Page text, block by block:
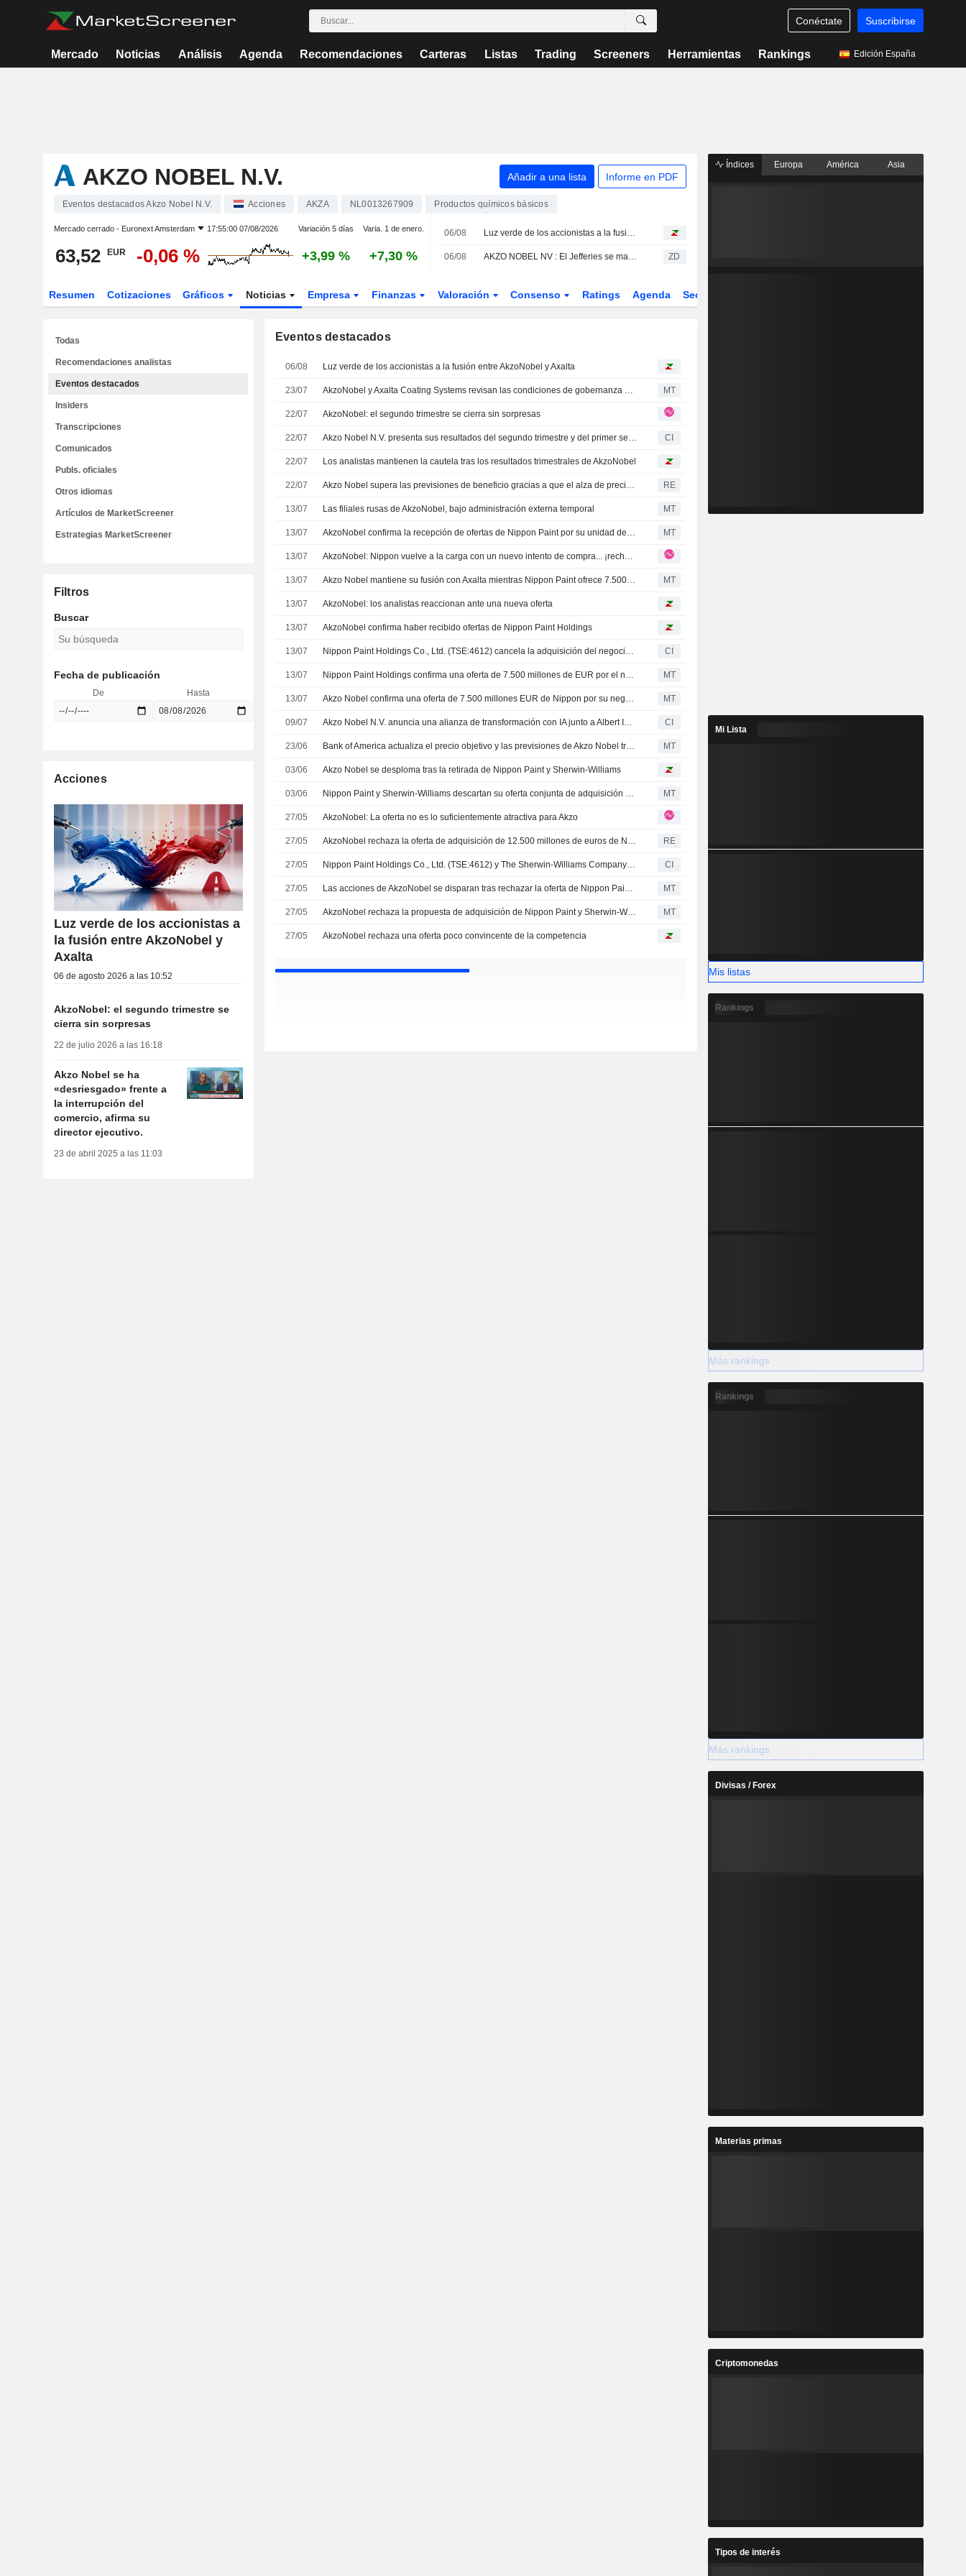
Conéctate Suscribirse
Mercado Noticias Análisis Agenda Recomendaciones Carteras Listas Trading Screeners Herramientas Rankings Edición España
AKZO NOBEL N.V. Añadir a una lista Informe en PDF
Eventos destacados Akzo Nobel N.V. Acciones AKZA NL0013267909 Productos químicos básicos
Mercado cerrado - Euronext Amsterdam 17:55:00 07/08/2026 Variación 5 días Varia. 1 de enero.
63,52 EUR -0,06 % +3,99 % +7,30 %
06/08 Luz verde de los accionistas a la fusión entre AkzoNobel y Axalta
06/08 AKZO NOBEL NV : El Jefferies se mantiene neutral ZD
Resumen Cotizaciones Gráficos Noticias Empresa Finanzas Valoración Consenso Ratings Agenda Sector
Eventos destacados
06/08 Luz verde de los accionistas a la fusión entre AkzoNobel y Axalta
23/07 AkzoNobel y Axalta Coating Systems revisan las condiciones de gobernanza para su proyecto de fusión MT
22/07 AkzoNobel: el segundo trimestre se cierra sin sorpresas
22/07 Akzo Nobel N.V. presenta sus resultados del segundo trimestre y del primer semestre de 2026 CI
22/07 Los analistas mantienen la cautela tras los resultados trimestrales de AkzoNobel
22/07 Akzo Nobel supera las previsiones de beneficio gracias a que el alza de precios compensa el encarecimiento de las materias primas RE
13/07 Las filiales rusas de AkzoNobel, bajo administración externa temporal MT
13/07 AkzoNobel confirma la recepción de ofertas de Nippon Paint por su unidad de pinturas decorativas MT
13/07 AkzoNobel: Nippon vuelve a la carga con un nuevo intento de compra... ¡rechazado!
13/07 Akzo Nobel mantiene su fusión con Axalta mientras Nippon Paint ofrece 7.500 millones EUR por su división de pinturas decorativas MT
13/07 AkzoNobel: los analistas reaccionan ante una nueva oferta
13/07 AkzoNobel confirma haber recibido ofertas de Nippon Paint Holdings
13/07 Nippon Paint Holdings Co., Ltd. (TSE:4612) cancela la adquisición del negocio de pinturas decorativas de Akzo Nobel N.V. (ENXTAM:AKZA) por 7.500 millones de EUR. CI
13/07 Nippon Paint Holdings confirma una oferta de 7.500 millones de EUR por el negocio de pinturas de Akzo Nobel MT
13/07 Akzo Nobel confirma una oferta de 7.500 millones EUR de Nippon por su negocio de pinturas MT
09/07 Akzo Nobel N.V. anuncia una alianza de transformación con IA junto a Albert Invent para su iniciativa Digital Workbench CI
23/06 Bank of America actualiza el precio objetivo y las previsiones de Akzo Nobel tras su fusión con Axalta Coating Systems MT
03/06 Akzo Nobel se desploma tras la retirada de Nippon Paint y Sherwin-Williams
03/06 Nippon Paint y Sherwin-Williams descartan su oferta conjunta de adquisición por AkzoNobel MT
27/05 AkzoNobel: La oferta no es lo suficientemente atractiva para Akzo
27/05 AkzoNobel rechaza la oferta de adquisición de 12.500 millones de euros de Nippon Paint y Sherwin-Williams RE
27/05 Nippon Paint Holdings Co., Ltd. (TSE:4612) y The Sherwin-Williams Company (NYSE:SHW) cancelan la adquisición de Akzo Nobel N.V. (ENXTAM:AKZA) por 12.500 millones de euros. CI
27/05 Las acciones de AkzoNobel se disparan tras rechazar la oferta de Nippon Paint y Sherwin-Williams; se reafirman los planes de fusión con Axalta MT
27/05 AkzoNobel rechaza la propuesta de adquisición de Nippon Paint y Sherwin-Williams Co. MT
27/05 AkzoNobel rechaza una oferta poco convincente de la competencia
Todas
Recomendaciones analistas
Eventos destacados
Insiders
Transcripciones
Comunicados
Publs. oficiales
Otros idiomas
Artículos de MarketScreener
Estrategias MarketScreener
Filtros
Buscar
Fecha de publicación
De Hasta
Acciones
Luz verde de los accionistas a
la fusión entre AkzoNobel y
Axalta
06 de agosto 2026 a las 10:52
AkzoNobel: el segundo trimestre se
cierra sin sorpresas
22 de julio 2026 a las 16:18
Akzo Nobel se ha
«desriesgado» frente a
la interrupción del
comercio, afirma su
director ejecutivo.
23 de abril 2025 a las 11:03
Índices Europa América Asia
Mi Lista
Mis listas
Rankings
Más rankings
Rankings
Más rankings
Divisas / Forex
Materias primas
Criptomonedas
Tipos de interés